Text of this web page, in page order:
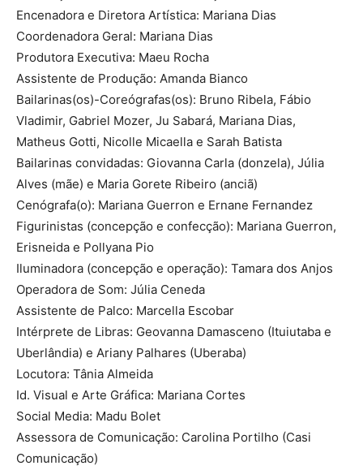
Encenadora e Diretora Artística: Mariana Dias
Coordenadora Geral: Mariana Dias
Produtora Executiva: Maeu Rocha
Assistente de Produção: Amanda Bianco
Bailarinas(os)-Coreógrafas(os): Bruno Ribela, Fábio
Vladimir, Gabriel Mozer, Ju Sabará, Mariana Dias,
Matheus Gotti, Nicolle Micaella e Sarah Batista
Bailarinas convidadas: Giovanna Carla (donzela), Júlia
Alves (mãe) e Maria Gorete Ribeiro (anciã)
Cenógrafa(o): Mariana Guerron e Ernane Fernandez
Figurinistas (concepção e confecção): Mariana Guerron,
Erisneida e Pollyana Pio
Iluminadora (concepção e operação): Tamara dos Anjos
Operadora de Som: Júlia Ceneda
Assistente de Palco: Marcella Escobar
Intérprete de Libras: Geovanna Damasceno (Ituiutaba e
Uberlândia) e Ariany Palhares (Uberaba)
Locutora: Tânia Almeida
Id. Visual e Arte Gráfica: Mariana Cortes
Social Media: Madu Bolet
Assessora de Comunicação: Carolina Portilho (Casi
Comunicação)